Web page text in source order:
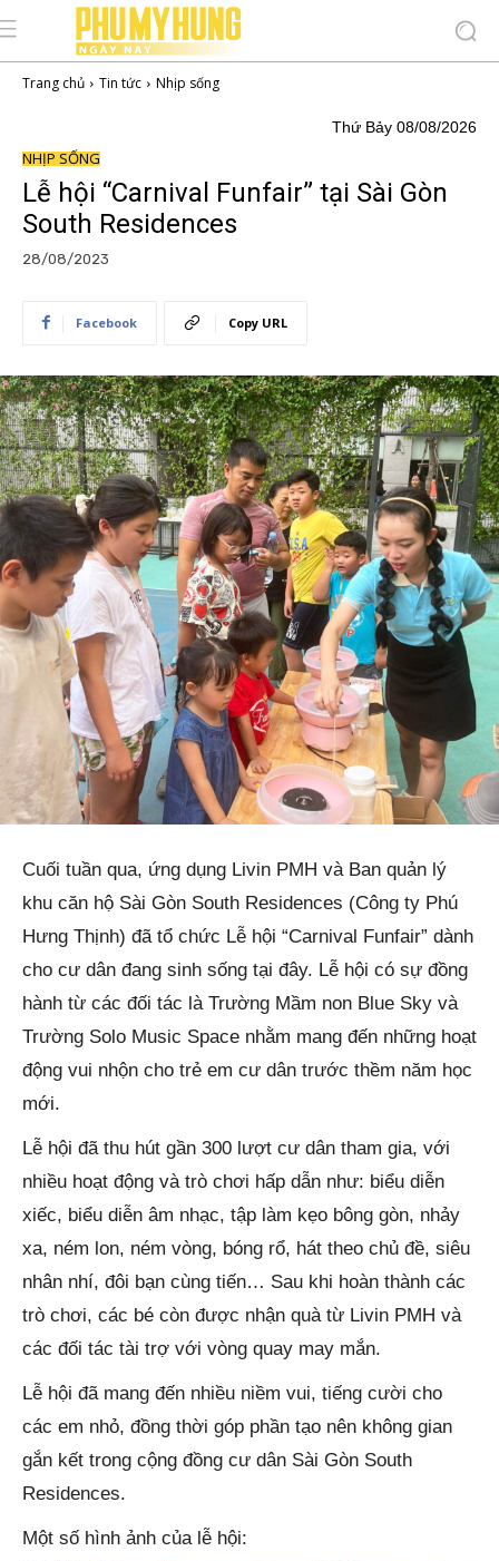
Trang chủ Tin tức Nhịp sống
Thứ Bảy 08/08/2026
NHỊP SỐNG
Lễ hội “Carnival Funfair” tại Sài Gòn
South Residences
28/08/2023
Facebook Copy URL
Cuối tuần qua, ứng dụng Livin PMH và Ban quản lý
khu căn hộ Sài Gòn South Residences (Công ty Phú
Hưng Thịnh) đã tổ chức Lễ hội “Carnival Funfair” dành
cho cư dân đang sinh sống tại đây. Lễ hội có sự đồng
hành từ các đối tác là Trường Mầm non Blue Sky và
Trường Solo Music Space nhằm mang đến những hoạt
động vui nhộn cho trẻ em cư dân trước thềm năm học
mới.
Lễ hội đã thu hút gần 300 lượt cư dân tham gia, với
nhiều hoạt động và trò chơi hấp dẫn như: biểu diễn
xiếc, biểu diễn âm nhạc, tập làm kẹo bông gòn, nhảy
xa, ném lon, ném vòng, bóng rổ, hát theo chủ đề, siêu
nhân nhí, đôi bạn cùng tiến… Sau khi hoàn thành các
trò chơi, các bé còn được nhận quà từ Livin PMH và
các đối tác tài trợ với vòng quay may mắn.
Lễ hội đã mang đến nhiều niềm vui, tiếng cười cho
các em nhỏ, đồng thời góp phần tạo nên không gian
gắn kết trong cộng đồng cư dân Sài Gòn South
Residences.
Một số hình ảnh của lễ hội: